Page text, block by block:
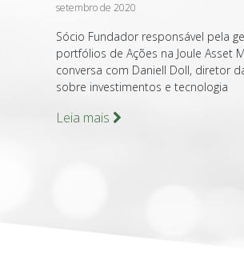
setembro de 2020
Sócio Fundador responsável pela
portfólios de Ações na Joule Asset
conversa com Daniell Doll, diretor
sobre investimentos e tecnologia
Leia mais